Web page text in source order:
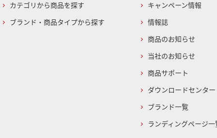
カテゴリから商品を探す
ブランド・商品タイプから探す
キャンペーン情報
情報誌
商品のお知らせ
当社のお知らせ
商品サポート
ダウンロードセンター
ブランド一覧
ランディングページ一